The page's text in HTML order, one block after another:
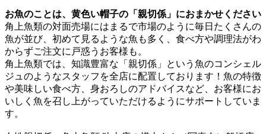
お魚のことは、黄色い帽子の「親切係」におまかせください
角上魚類の対面売場にはまるで市場のように毎日たくさんの
魚が並び、初めて見るような魚も多く、食べ方や調理法がわ
からずご注文に戸惑うお客様も。
角上魚類では、知識豊富な「親切係」という魚のコンシェル
ジュのようなスタッフを全店に配置しております！魚の特徴
や美味しい食べ方、身おろしのアドバイスなど、お客様にお
いしく魚を召し上がっていただけるようにサポートしていま
す。